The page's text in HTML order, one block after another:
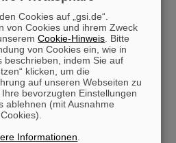
Yury Litvinov 1758 Experimente mit
Dr. Esther Menz 3314
Telefax +49 6159 / 71 -3722
GSI Helmholtzzentrum für
Planckstraße 1 64291 Darmstadt
Tel. Fax Raum Dr. Tatiana Litvinova
GSI Accelerator Facility This work
Cookies auf „gsi.de“.
von Cookies und ihrem Zweck
Cookie-Hinweis . Bitte
von Cookies ein, wie in
beschrieben, indem Sie auf
klicken, um die
auf unseren Webseiten zu
bevorzugten Einstellungen
ablehnen (mit Ausnahme
Informationen